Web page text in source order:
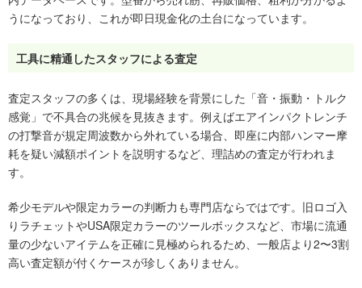
うになっており、これが即日現金化の土台になっています。
工具に精通したスタッフによる査定
査定スタッフの多くは、現場経験を背景にした「音・振動・トルク
感覚」で不具合の兆候を見抜きます。例えばエアインパクトレンチ
の打撃音が規定周波数から外れている場合、即座に内部ハンマー摩
耗を疑い減額ポイントを説明するなど、理詰めの査定が行われま
す。
希少モデルや限定カラーの判断力も専門店ならではです。旧ロゴ入
りラチェットやUSA限定カラーのツールボックスなど、市場に流通
量の少ないアイテムを正確に見極められるため、一般店より2〜3割
高い査定額が付くケースが珍しくありません。